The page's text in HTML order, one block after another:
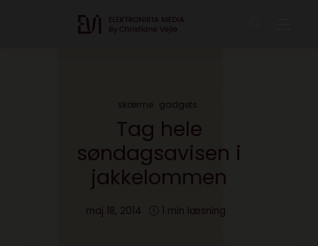
skærme gadgets
Tag hele
søndagsavisen i
jakkelommen
maj 18, 2014 1 min læsning